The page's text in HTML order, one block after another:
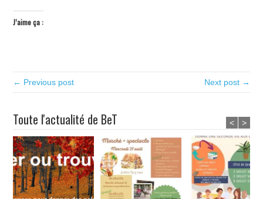
J’aime ça :
← Previous post Next post →
Toute l'actualité de BeT < >